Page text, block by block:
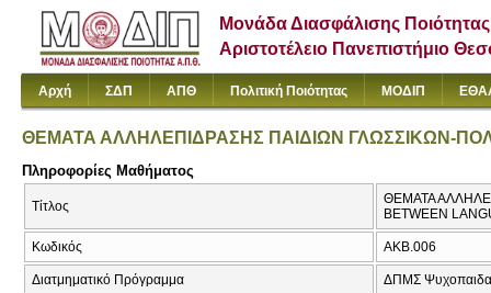
Μονάδα Διασφάλισης Ποιότητας
Αριστοτέλειο Πανεπιστήμιο
Αρχή ΣΔΠ ΑΠΘ Πολιτική Ποιότητας ΜΟΔΙΠ
ΘΕΜΑΤΑ ΑΛΛΗΛΕΠΙΔΡΑΣΗΣ ΠΑΙΔΙΩΝ ΓΛΩΣΣΙΚΩΝ-
Πληροφορίες Μαθήματος
Τίτλος
ΘΕΜΑΤΑ
BETWEEN
Κωδικός ΑΚΒ.006
Διατμηματικό Πρόγραμμα ΔΠΜΣ